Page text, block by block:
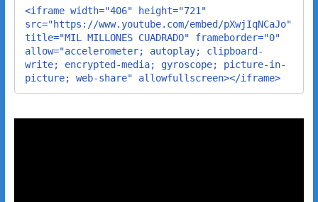
<iframe width="406" height="721"
src="https://www.youtube.com/embed/pXwjIqNCaJo"
title="MIL MILLONES CUADRADO" frameborder="0"
allow="accelerometer; autoplay; clipboard-
write; encrypted-media; gyroscope; picture-in-
picture; web-share" allowfullscreen></iframe>